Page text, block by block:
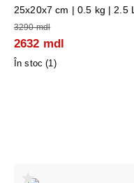
25x20x7 cm | 0.5 kg | 2.5 L
3290 mdl
2632 mdl
În stoc (1)